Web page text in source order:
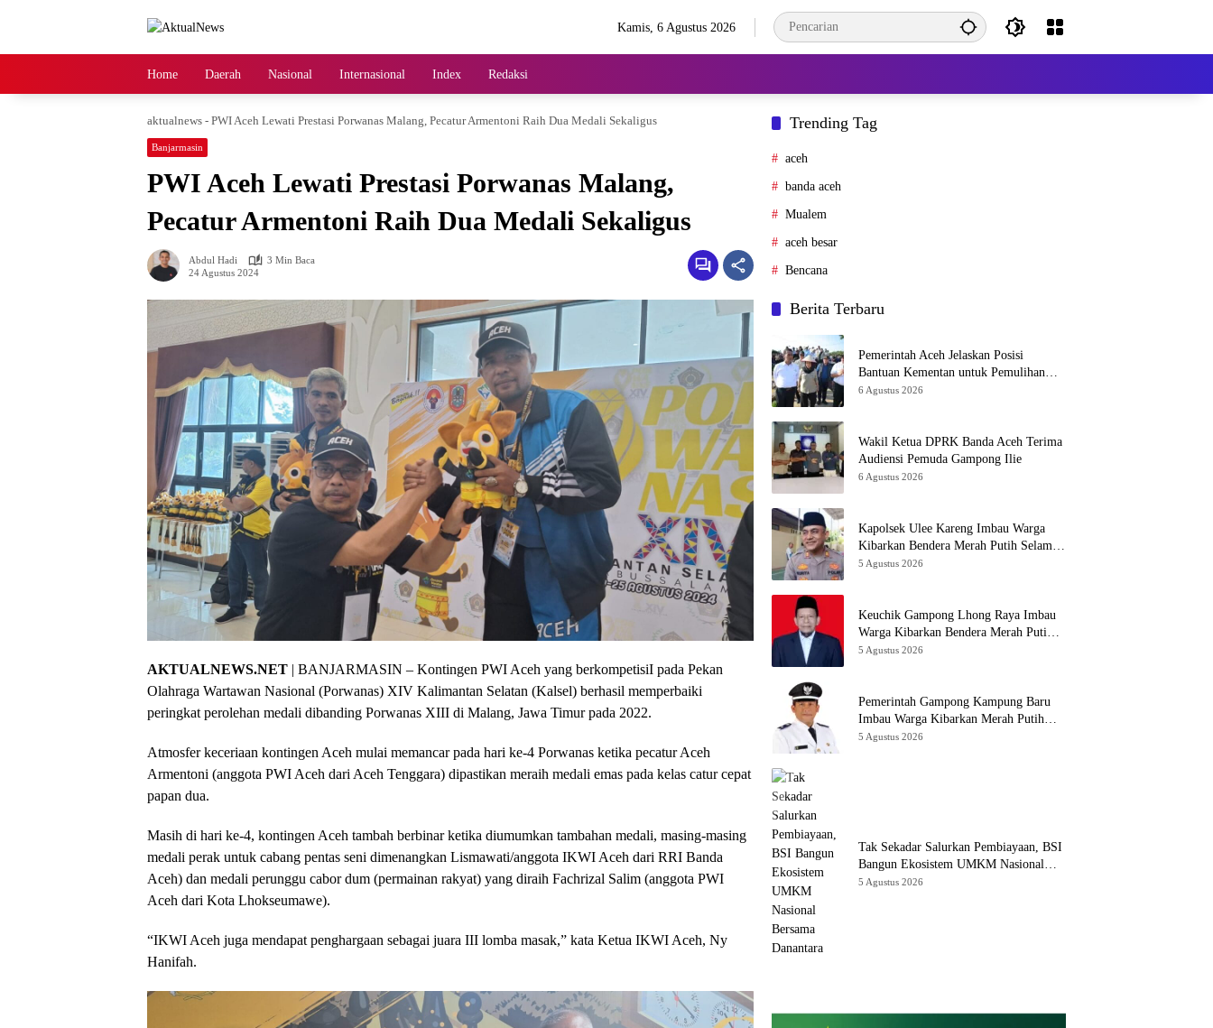
Kamis, 6 Agustus 2026
Home Daerah Nasional Internasional Index Redaksi
aktualnews - PWI Aceh Lewati Prestasi Porwanas Malang, Pecatur Armentoni Raih Dua Medali Sekaligus
Banjarmasin
PWI Aceh Lewati Prestasi Porwanas Malang,
Pecatur Armentoni Raih Dua Medali Sekaligus
Abdul Hadi
3 Min Baca
24 Agustus 2024
AKTUALNEWS.NET | BANJARMASIN – Kontingen PWI Aceh yang berkompetisiI pada Pekan
Olahraga Wartawan Nasional (Porwanas) XIV Kalimantan Selatan (Kalsel) berhasil memperbaiki
peringkat perolehan medali dibanding Porwanas XIII di Malang, Jawa Timur pada 2022.
Atmosfer keceriaan kontingen Aceh mulai memancar pada hari ke-4 Porwanas ketika pecatur Aceh
Armentoni (anggota PWI Aceh dari Aceh Tenggara) dipastikan meraih medali emas pada kelas catur cepat
papan dua.
Masih di hari ke-4, kontingen Aceh tambah berbinar ketika diumumkan tambahan medali, masing-masing
medali perak untuk cabang pentas seni dimenangkan Lismawati/anggota IKWI Aceh dari RRI Banda
Aceh) dan medali perunggu cabor dum (permainan rakyat) yang diraih Fachrizal Salim (anggota PWI
Aceh dari Kota Lhokseumawe).
“IKWI Aceh juga mendapat penghargaan sebagai juara III lomba masak,” kata Ketua IKWI Aceh, Ny
Hanifah.
Trending Tag
aceh
banda aceh
Mualem
aceh besar
Bencana
Berita Terbaru
Pemerintah Aceh Jelaskan Posisi
Bantuan Kementan untuk Pemulihan
Sawah dan Kebun
6 Agustus 2026
Wakil Ketua DPRK Banda Aceh Terima
Audiensi Pemuda Gampong Ilie
6 Agustus 2026
Kapolsek Ulee Kareng Imbau Warga
Kibarkan Bendera Merah Putih Selama
Bulan Agustus
5 Agustus 2026
Keuchik Gampong Lhong Raya Imbau
Warga Kibarkan Bendera Merah Putih
Selama Agustus 2026
5 Agustus 2026
Pemerintah Gampong Kampung Baru
Imbau Warga Kibarkan Merah Putih
Selama Agustus 2026
5 Agustus 2026
Tak Sekadar Salurkan Pembiayaan, BSI
Bangun Ekosistem UMKM Nasional
Bersama Danantara
5 Agustus 2026